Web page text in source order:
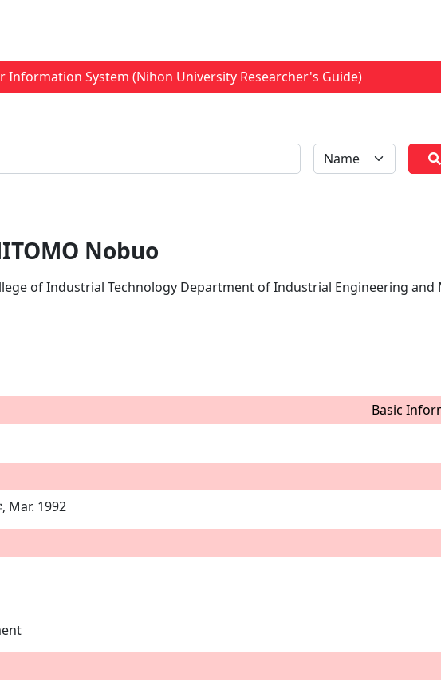
Information System (Nihon University Researcher's Guide)
全体
Nobuo
of Industrial Technology Department of Industrial Engineering and
Basic
Mar. 1992